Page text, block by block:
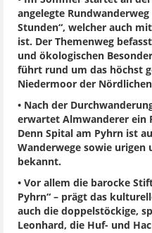
angelegte
Stunden“, welcher auch
ist. Der Themenweg
und ökologischen
führt rund um das höchst
Niedermoor der
• Nach der
erwartet Almwanderer ein
Denn Spital am Pyhrn ist
Wanderwege sowie
bekannt.
• Vor allem die barocke
Pyhrn“ – prägt das
auch die doppelstöckige,
Leonhard, die Huf- und